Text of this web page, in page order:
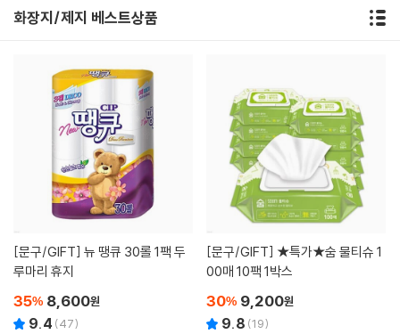
화장지/제지 베스트상품
[문구/GIFT]
루마리 휴지
35% 8,600원
9.4 (47)
[문구/GIFT]
00매 10팩 1박스
30% 9,200원
9.8 (19)